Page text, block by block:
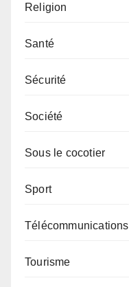
Religion
Santé
Sécurité
Société
Sous le cocotier
Sport
Télécommunications
Tourisme